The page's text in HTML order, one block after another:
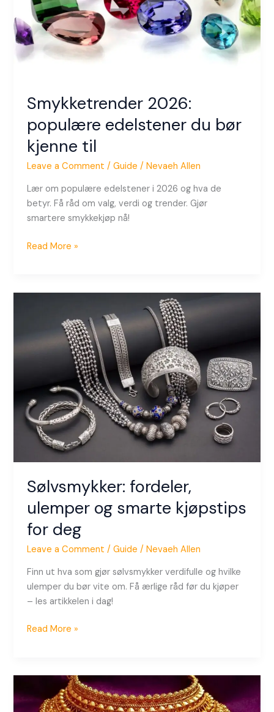
Smykketrender 2026:
populære edelstener du bør
kjenne til
Leave a Comment /Guide /Nevaeh Allen
Lær om populære edelstener i 2026 og hva de
betyr. Få råd om valg, verdi og trender. Gjør
smartere smykkekjøp nå!
kjenne
til
Read More »
Sølvsmykker: fordeler,
ulemper og smarte kjøpstips
for deg
Leave a Comment /Guide /Nevaeh Allen
Finn ut hva som gjør sølvsmykker verdifulle og hvilke
ulemper du bør vite om. Få ærlige råd før du kjøper
– les artikkelen i dag!
og
deg
Read More »
Hvordan
velge